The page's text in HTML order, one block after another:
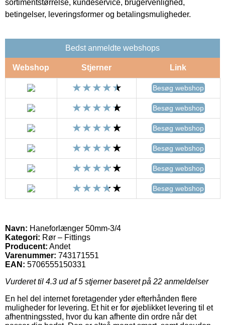
sortimentstørrelse, kundeservice, brugervenlighed,
betingelser, leveringsformer og betalingsmuligheder.
Bedst anmeldte webshops
Webshop Stjerner Link
Besøg webshop
Besøg webshop
Besøg webshop
Besøg webshop
Besøg webshop
Besøg webshop
Navn: Haneforlænger 50mm-3/4
Kategori: Rør – Fittings
Producent: Andet
Varenummer: 743171551
EAN: 5706555150331
Vurderet til 4.3 ud af 5 stjerner baseret på 22 anmeldelser
En hel del internet foretagender yder efterhånden flere
muligheder for levering. Et hit er for øjeblikket levering til et
afhentningssted, hvor du kan afhente din ordre når det